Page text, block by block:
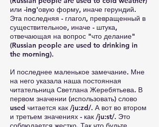
или -ing'овую форму, иначе герундий.
Эта последняя - глагол, превращенный в
существительное, иначе - штука,
отвечающая на вопрос "что делание"
(Russian people are used to drinking in
the morning).
И последнее маленькое замечание. Мне
на него указала наша постоянная
читательница Светлана Жеребятьева. В
первом значении (использовать) слово
used читается как /ju:zd/. А вот во втором
и третьем значениях - как /ju:st/. Это